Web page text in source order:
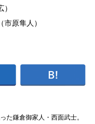
）
市原隼人）
た鎌倉御家人・西面武士。